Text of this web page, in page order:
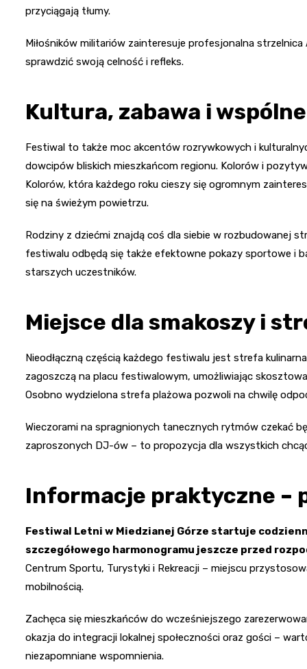
przyciągają tłumy.
Miłośników militariów zainteresuje profesjonalna
sprawdzić swoją celność i refleks.
Kultura, zabawa i
Festiwal to także moc akcentów rozrywkowych i
dowcipów bliskich mieszkańcom regionu. Kolorów i
Kolorów, która każdego roku cieszy się ogromnym
się na świeżym powietrzu.
Rodziny z dziećmi znajdą coś dla siebie w rozbudowanej
festiwalu odbędą się także efektowne pokazy sportowe i
starszych uczestników.
Miejsce dla smakoszy i
Nieodłączną częścią każdego festiwalu jest strefa
zagoszczą na placu festiwalowym, umożliwiając
Osobno wydzielona strefa plażowa pozwoli na chwilę
Wieczorami na spragnionych tanecznych rytmów czekać
zaproszonych DJ-ów – to propozycja dla wszystkich
Informacje praktyczne –
Festiwal Letni w Miedzianej Górze startuje
szczegółowego harmonogramu jeszcze przed
Centrum Sportu, Turystyki i Rekreacji – miejscu
mobilnością.
Zachęca się mieszkańców do wcześniejszego
okazja do integracji lokalnej społeczności oraz gości –
niezapomniane wspomnienia.